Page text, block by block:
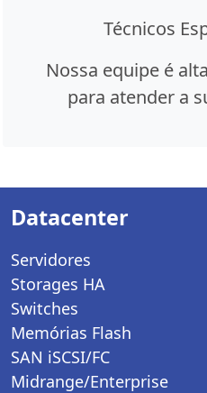
Técnicos
Nossa equipe é
para atender a
Datacenter
Servidores
Storages HA
Switches
Memórias Flash
SAN iSCSI/FC
Midrange/Enterprise